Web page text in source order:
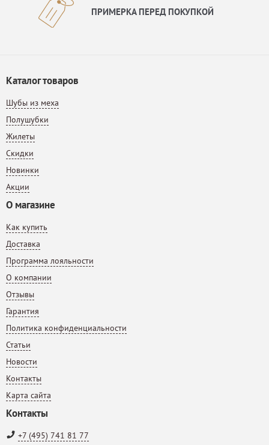
ПРИМЕРКА ПЕРЕД ПОКУПКОЙ
Каталог товаров
Шубы из меха
Полушубки
Жилеты
Скидки
Новинки
Акции
О магазине
Как купить
Доставка
Программа лояльности
О компании
Отзывы
Гарантия
Политика конфиденциальности
Статьи
Новости
Контакты
Карта сайта
Контакты
+7 (495) 741 81 77